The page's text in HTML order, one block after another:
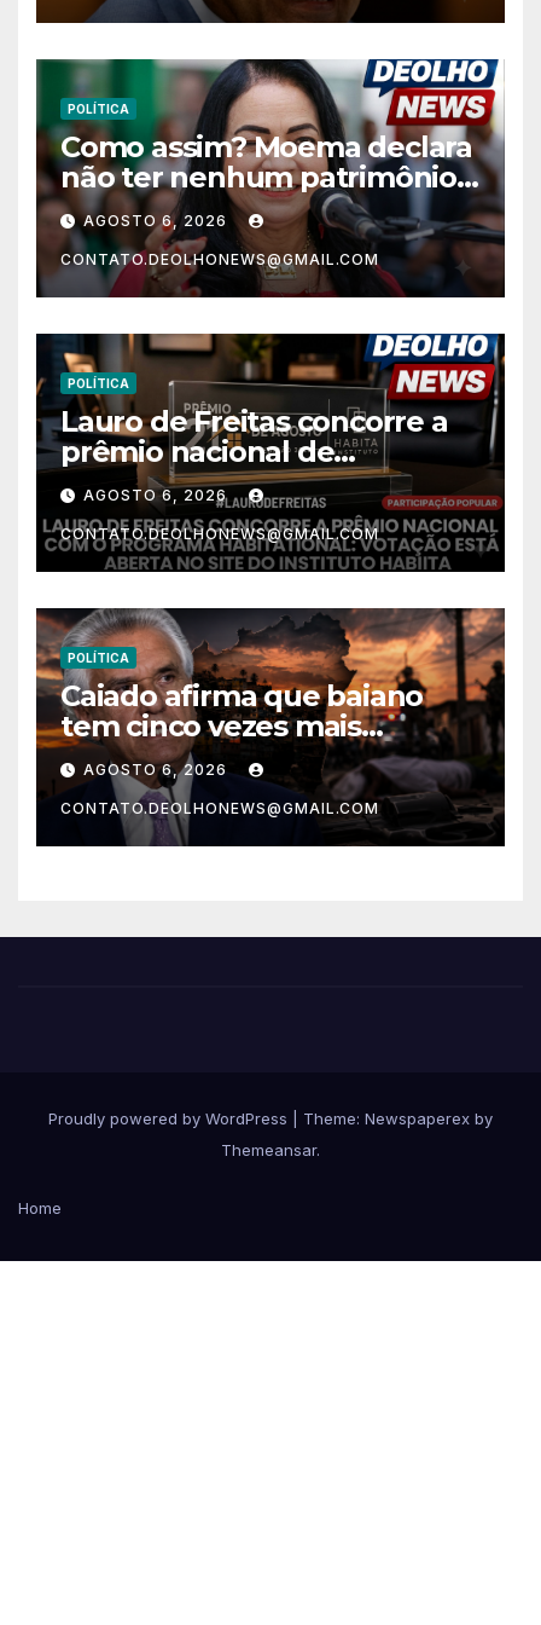
POLÍTICA
Como assim? Moema declara
não ter nenhum patrimônio
após 30 anos na vida pública?
AGOSTO 6, 2026
CONTATO.DEOLHONEWS@GMAIL.COM
POLÍTICA
Lauro de Freitas concorre a
prêmio nacional de
habitação com o projeto “Tá
Rebocado”; votação está
aberta
AGOSTO 6, 2026
CONTATO.DEOLHONEWS@GMAIL.COM
POLÍTICA
Caiado afirma que baiano
tem cinco vezes mais
chances de ser assassinado
do que um morador da
Ucrânia
AGOSTO 6, 2026
CONTATO.DEOLHONEWS@GMAIL.COM
Proudly powered by WordPress
Theme: Newspaperex by
Themeansar.
Home